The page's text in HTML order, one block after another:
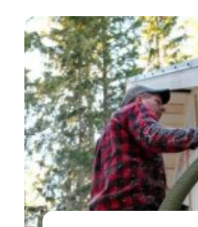
fungerar ...